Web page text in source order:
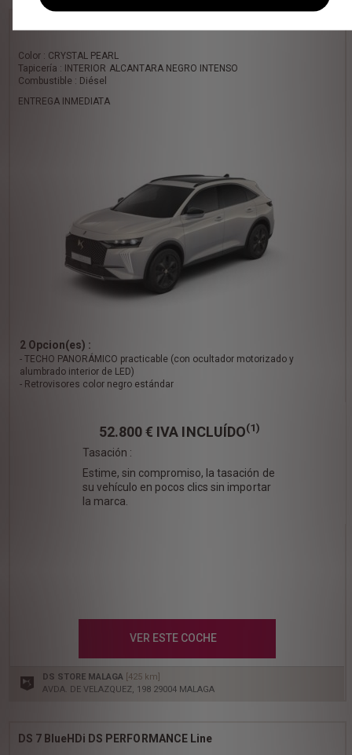
Color : CRYSTAL PEARL
Tapicería : INTERIOR ALCANTARA NEGRO INTENSO
Combustible : Diésel
ENTREGA INMEDIATA
2 Opcion(es) :
- TECHO PANORÁMICO practicable (con ocultador motorizado y
alumbrado interior de LED)
- Retrovisores color negro estándar
52.800 € IVA INCLUÍDO(1)
Tasación :
Estime, sin compromiso, la tasación de
su vehículo en pocos clics sin importar
la marca.
VER ESTE COCHE
DS STORE MALAGA [425 km]
AVDA. DE VELAZQUEZ, 198 29004 MALAGA
DS 7 BlueHDi DS PERFORMANCE Line